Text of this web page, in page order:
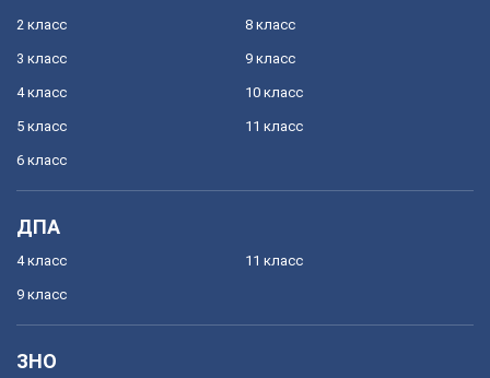
2 класс
3 класс
4 класс
5 класс
6 класс
8 класс
9 класс
10 класс
11 класс
ДПА
4 класс
9 класс
11 класс
ЗНО